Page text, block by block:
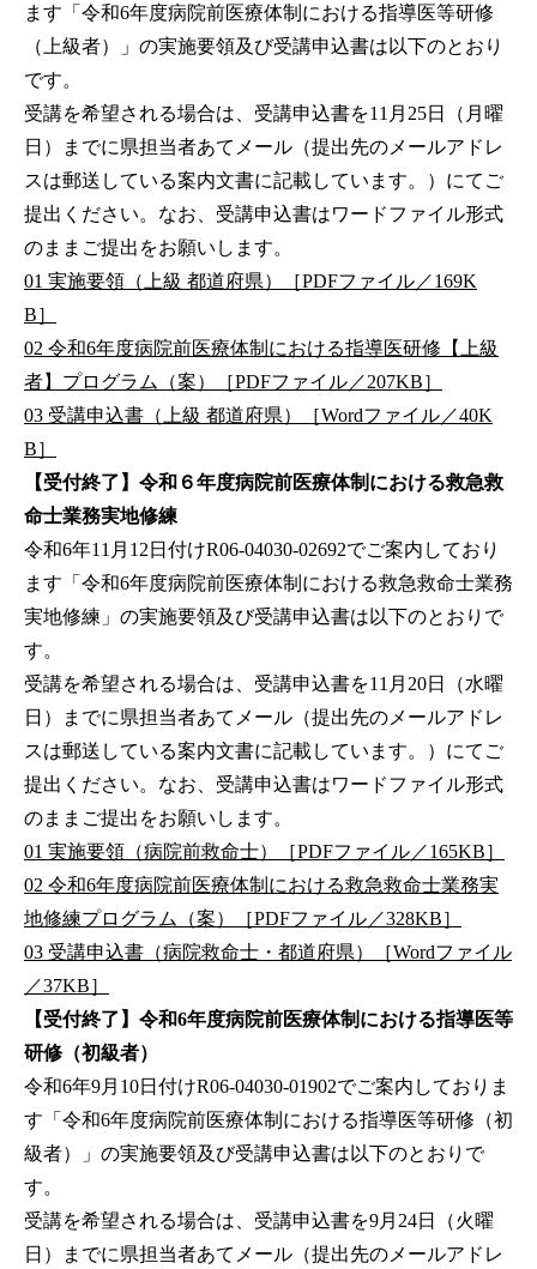
ます「令和6年度病院前医療体制における指導医等研修
（上級者）」の実施要領及び受講申込書は以下のとおり
です。
受講を希望される場合は、受講申込書を11月25日（月曜
日）までに県担当者あてメール（提出先のメールアドレ
スは郵送している案内文書に記載しています。）にてご
提出ください。なお、受講申込書はワードファイル形式
のままご提出をお願いします。
01 実施要領（上級 都道府県）［PDFファイル／169K
B］
02 令和6年度病院前医療体制における指導医研修【上級
者】プログラム（案）［PDFファイル／207KB］
03 受講申込書（上級 都道府県）［Wordファイル／40K
B］
【受付終了】令和６年度病院前医療体制における救急救
命士業務実地修練
令和6年11月12日付けR06-04030-02692でご案内しており
ます「令和6年度病院前医療体制における救急救命士業務
実地修練」の実施要領及び受講申込書は以下のとおりで
す。
受講を希望される場合は、受講申込書を11月20日（水曜
日）までに県担当者あてメール（提出先のメールアドレ
スは郵送している案内文書に記載しています。）にてご
提出ください。なお、受講申込書はワードファイル形式
のままご提出をお願いします。
01 実施要領（病院前救命士）［PDFファイル／165KB］
02 令和6年度病院前医療体制における救急救命士業務実
地修練プログラム（案）［PDFファイル／328KB］
03 受講申込書（病院救命士・都道府県）［Wordファイル
／37KB］
【受付終了】令和6年度病院前医療体制における指導医等
研修（初級者）
令和6年9月10日付けR06-04030-01902でご案内しておりま
す「令和6年度病院前医療体制における指導医等研修（初
級者）」の実施要領及び受講申込書は以下のとおりで
す。
受講を希望される場合は、受講申込書を9月24日（火曜
日）までに県担当者あてメール（提出先のメールアドレ